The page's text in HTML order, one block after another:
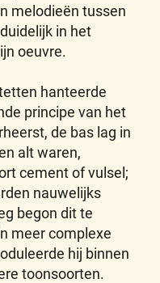
melodieën tussen
in het
oeuvre.
hanteerde
principe van het
de bas lag in
alt waren,
cement of vulsel;
nauwelijks
begon dit te
meer complexe
hij binnen
toonsoorten.